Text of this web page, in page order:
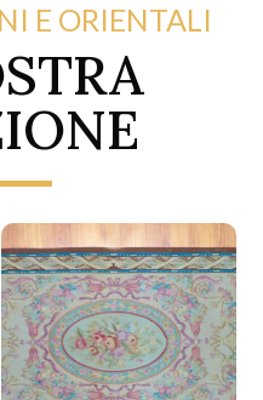
E ORIENTALI